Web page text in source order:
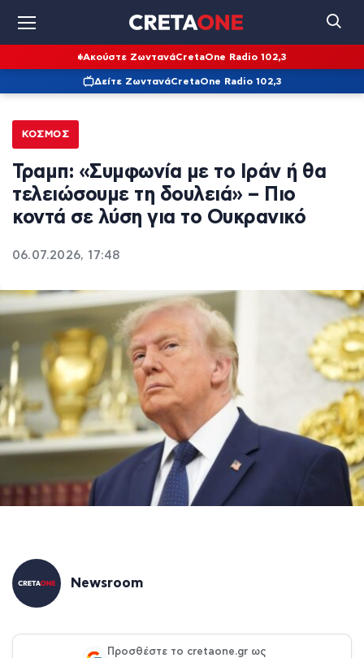
Ακούστε ΖωντανάCretaOne Radio 102,3
Δείτε ΖωντανάCretaOne Radio 102,3
ΚΌΣΜΟΣ
Τραμπ: «Συμφωνία με το Ιράν ή θα
τελειώσουμε τη δουλειά» – Πιο
κοντά σε λύση για το Ουκρανικό
06.07.2026, 17:48
Newsroom
Προσθέστε το cretaone.gr ως